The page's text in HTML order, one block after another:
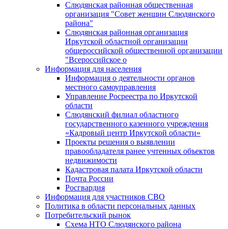
Слюдянская районная общественная
организация "Совет женщин Слюдянского
района"
Слюдянская районная организация
Иркутской областной организации
общероссийской общественной организации
"Всероссийское о
Информация для населения
Информация о деятельности органов
местного самоуправления
Управление Росреестра по Иркутской
области
Слюдянский филиал областного
государственного казенного учреждения
«Кадровый центр Иркутской области»
Проекты решения о выявлении
правообладателя ранее учтенных объектов
недвижимости
Кадастровая палата Иркутской области
Почта России
Росгвардия
Информация для участников СВО
Политика в области персональных данных
Потребительский рынок
Схема НТО Слюдянского района